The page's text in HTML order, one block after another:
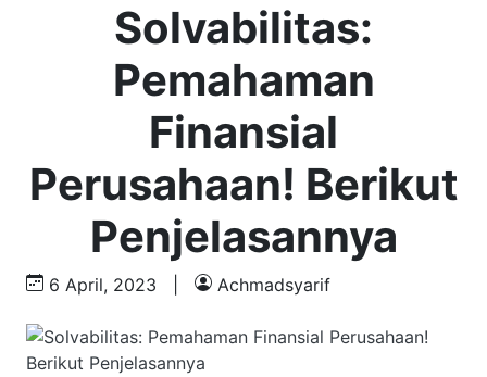
Solvabilitas:
Pemahaman
Finansial
Perusahaan! Berikut
Penjelasannya
6 April, 2023 Achmadsyarif